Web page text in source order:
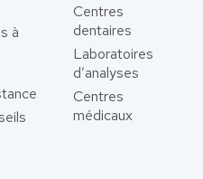
à
Centres
dentaires
Laboratoires
d’analyses
Centres
médicaux